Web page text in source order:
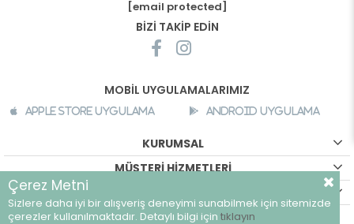
[email protected]
BİZİ TAKİP EDİN
MOBİL UYGULAMALARIMIZ
Apple Store Uygulama Android Uygulama
KURUMSAL
MÜŞTERİ HİZMETLERİ
©breeze.com.tr - Tüm hakları saklıdır.
Çerez Metni
Sizlere daha iyi bir alışveriş deneyimi sunabilmek için sitemizde
çerezler kullanılmaktadır. Detaylı bilgi için tıklayın